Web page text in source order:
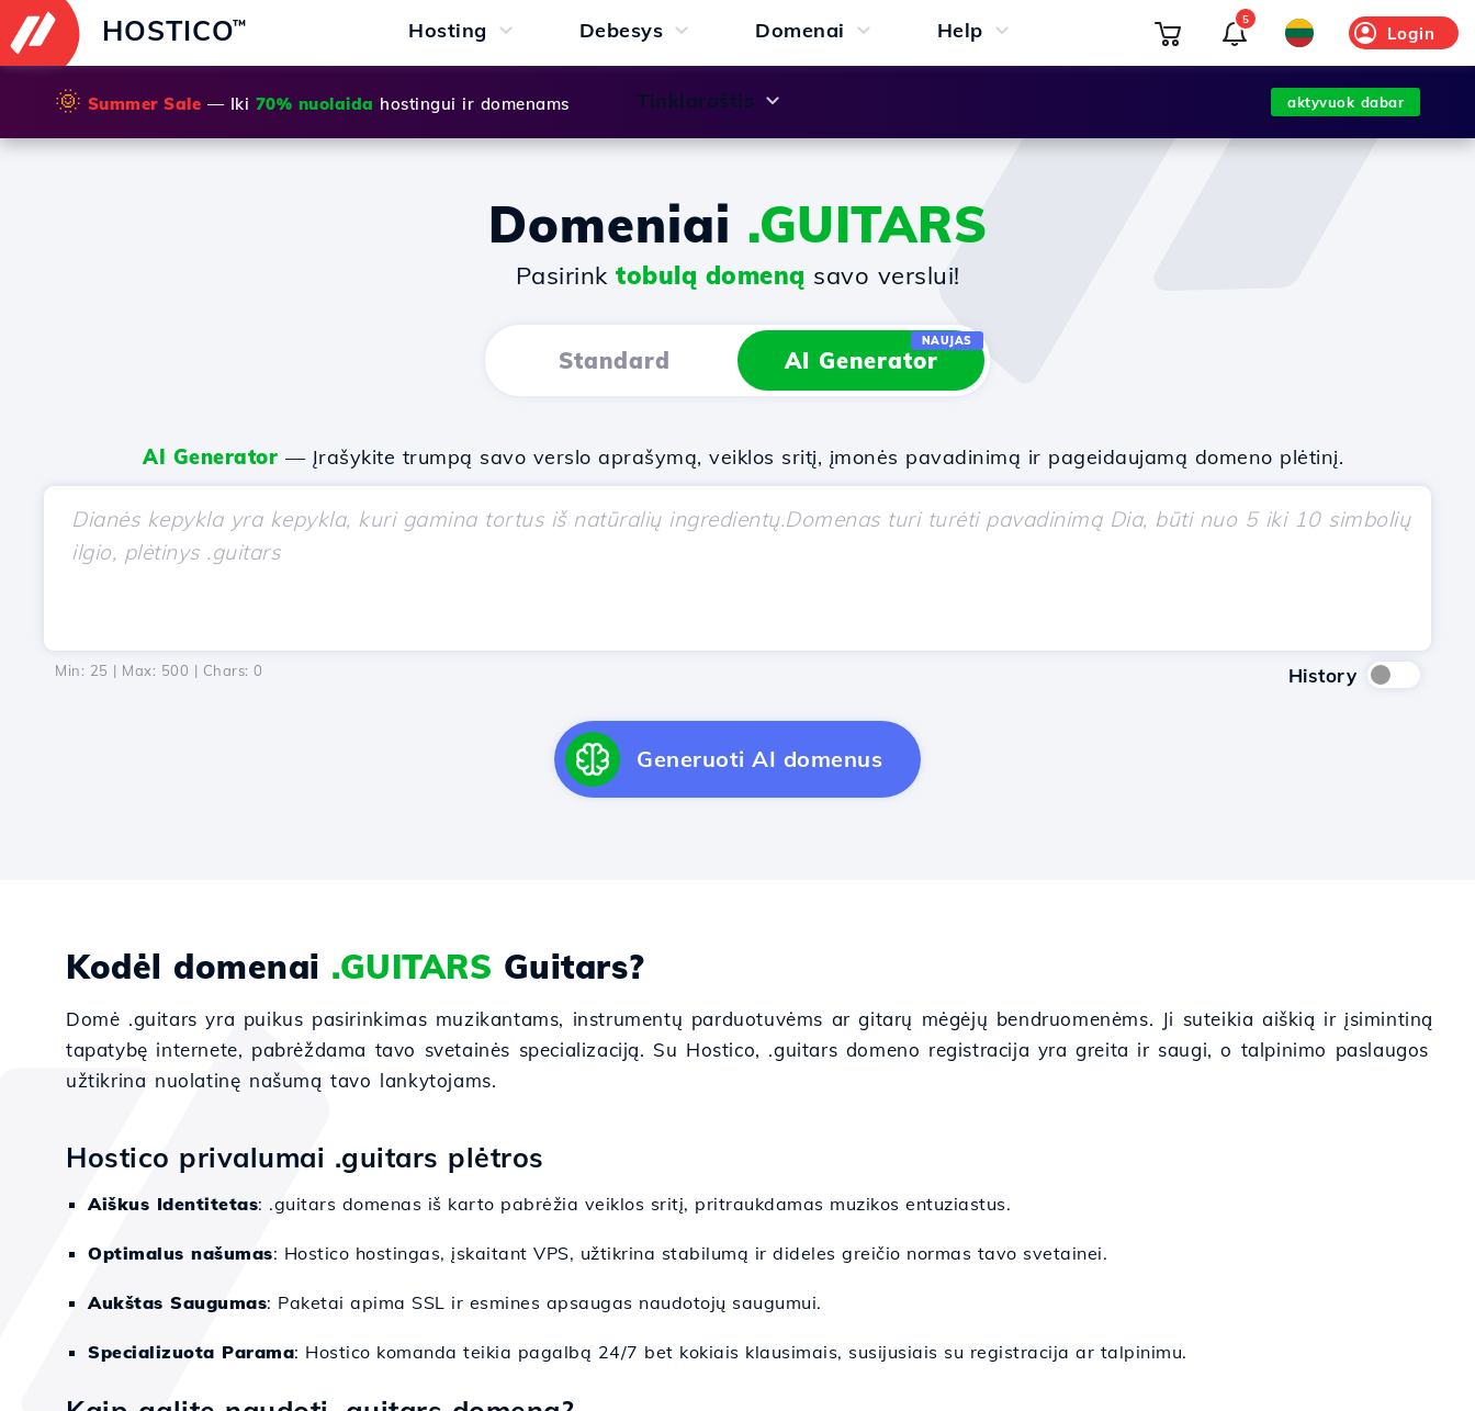
HOSTICO™ Hosting Debesys Domenai Help
Tinklaraštis
Login
5
🌞 Summer Sale — Iki 70% nuolaida hostingui ir domenams aktyvuok dabar
Domeniai .GUITARS
Pasirink tobulą domeną savo verslui!
Standard AI Generator
NAUJAS
AI Generator — Įrašykite trumpą savo verslo aprašymą, veiklos sritį, įmonės pavadinimą ir pageidaujamą domeno plėtinį.
Min: 25 | Max: 500 | Chars: 0 History
Generuoti AI domenus
Kodėl domenai .GUITARS Guitars?
Domė .guitars yra puikus pasirinkimas muzikantams, instrumentų parduotuvėms ar gitarų mėgėjų bendruomenėms. Ji suteikia aiškią ir įsimintiną
tapatybę internete, pabrėždama tavo svetainės specializaciją. Su Hostico, .guitars domeno registracija yra greita ir saugi, o talpinimo paslaugos
užtikrina nuolatinę našumą tavo lankytojams.
Hostico privalumai .guitars plėtros
Aiškus Identitetas: .guitars domenas iš karto pabrėžia veiklos sritį, pritraukdamas muzikos entuziastus.
Optimalus našumas: Hostico hostingas, įskaitant VPS, užtikrina stabilumą ir dideles greičio normas tavo svetainei.
Aukštas Saugumas: Paketai apima SSL ir esmines apsaugas naudotojų saugumui.
Specializuota Parama: Hostico komanda teikia pagalbą 24/7 bet kokiais klausimais, susijusiais su registracija ar talpinimu.